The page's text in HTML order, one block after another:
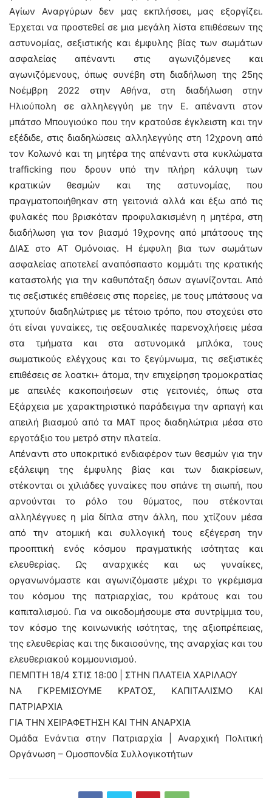
Αγίων Αναργύρων δεν μας εκπλήσσει, μας εξοργίζει.
Έρχεται να προστεθεί σε μια μεγάλη λίστα επιθέσεων της
αστυνομίας, σεξιστικής και έμφυλης βίας των σωμάτων
ασφαλείας απέναντι στις αγωνιζόμενες και
αγωνιζόμενους, όπως συνέβη στη διαδήλωση της 25ης
Νοέμβρη 2022 στην Αθήνα, στη διαδήλωση στην
Ηλιούπολη σε αλληλεγγύη με την Ε. απέναντι στον
μπάτσο Μπουγιούκο που την κρατούσε έγκλειστη και την
εξέδιδε, στις διαδηλώσεις αλληλεγγύης στη 12χρονη από
τον Κολωνό και τη μητέρα της απέναντι στα κυκλώματα
trafficking που δρουν υπό την πλήρη κάλυψη των
κρατικών θεσμών και της αστυνομίας, που
πραγματοποιήθηκαν στη γειτονιά αλλά και έξω από τις
φυλακές που βρισκόταν προφυλακισμένη η μητέρα, στη
διαδήλωση για τον βιασμό 19χρονης από μπάτσους της
ΔΙΑΣ στο ΑΤ Ομόνοιας. Η έμφυλη βια των σωμάτων
ασφαλείας αποτελεί αναπόσπαστο κομμάτι της κρατικής
καταστολής για την καθυπόταξη όσων αγωνίζονται. Από
τις σεξιστικές επιθέσεις στις πορείες, με τους μπάτσους να
χτυπούν διαδηλώτριες με τέτοιο τρόπο, που στοχεύει στο
ότι είναι γυναίκες, τις σεξουαλικές παρενοχλήσεις μέσα
στα τμήματα και στα αστυνομικά μπλόκα, τους
σωματικούς ελέγχους και το ξεγύμνωμα, τις σεξιστικές
επιθέσεις σε λοατκι+ άτομα, την επιχείρηση τρομοκρατίας
με απειλές κακοποιήσεων στις γειτονιές, όπως στα
Εξάρχεια με χαρακτηριστικό παράδειγμα την αρπαγή και
απειλή βιασμού από τα ΜΑΤ προς διαδηλώτρια μέσα στο
εργοτάξιο του μετρό στην πλατεία.
Απέναντι στο υποκριτικό ενδιαφέρον των θεσμών για την
εξάλειψη της έμφυλης βίας και των διακρίσεων,
στέκονται οι χιλιάδες γυναίκες που σπάνε τη σιωπή, που
αρνούνται το ρόλο του θύµατος, που στέκονται
αλληλέγγυες η µία δίπλα στην άλλη, που χτίζουν µέσα
από την ατοµική και συλλογική τους εξέγερση την
προοπτική ενός κόσµου πραγµατικής ισότητας και
ελευθερίας. Ως αναρχικές και ως γυναίκες,
οργανωνόμαστε και αγωνιζόμαστε μέχρι το γκρέμισμα
του κόσμου της πατριαρχίας, του κράτους και του
καπιταλισμού. Για να οικοδομήσουμε στα συντρίμμια του,
τον κόσμο της κοινωνικής ισότητας, της αξιοπρέπειας,
της ελευθερίας και της δικαιοσύνης, της αναρχίας και του
ελευθεριακού κομμουνισμού.
ΠΕΜΠΤΗ 18/4 ΣΤΙΣ 18:00 | ΣΤΗΝ ΠΛΑΤΕΙΑ ΧΑΡΙΛΑΟΥ
ΝΑ ΓΚΡΕΜΙΣΟΥΜΕ ΚΡΑΤΟΣ, ΚΑΠΙΤΑΛΙΣΜΟ ΚΑΙ
ΠΑΤΡΙΑΡΧΙΑ
ΓΙΑ ΤΗΝ ΧΕΙΡΑΦΕΤΗΣΗ ΚΑΙ ΤΗΝ ΑΝΑΡΧΙΑ
Ομάδα Ενάντια στην Πατριαρχία | Αναρχική Πολιτική
Οργάνωση – Ομοσπονδία Συλλογικοτήτων